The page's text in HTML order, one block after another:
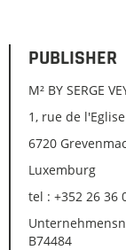
PUBLISHER
M² BY SERGE
1, rue de l'Eglise
6720
Luxemburg
tel : +352 26 36
B74484